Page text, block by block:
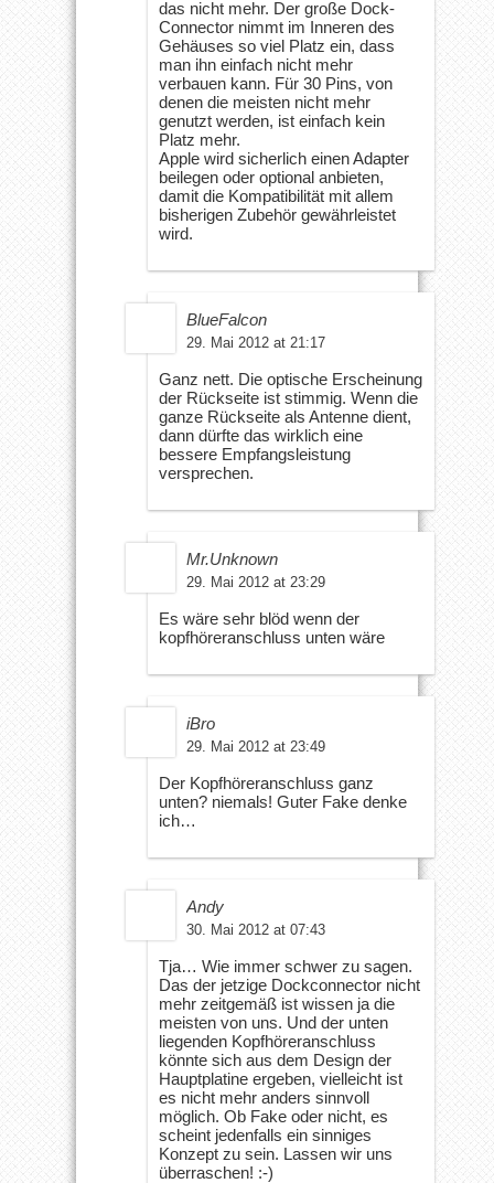
das nicht mehr. Der große Dock-
Connector nimmt im Inneren des
Gehäuses so viel Platz ein, dass
man ihn einfach nicht mehr
verbauen kann. Für 30 Pins, von
denen die meisten nicht mehr
genutzt werden, ist einfach kein
Platz mehr.
Apple wird sicherlich einen Adapter
beilegen oder optional anbieten,
damit die Kompatibilität mit allem
bisherigen Zubehör gewährleistet
wird.
BlueFalcon
29. Mai 2012 at 21:17
Ganz nett. Die optische Erscheinung
der Rückseite ist stimmig. Wenn die
ganze Rückseite als Antenne dient,
dann dürfte das wirklich eine
bessere Empfangsleistung
versprechen.
Mr.Unknown
29. Mai 2012 at 23:29
Es wäre sehr blöd wenn der
kopfhöreranschluss unten wäre
iBro
29. Mai 2012 at 23:49
Der Kopfhöreranschluss ganz
unten? niemals! Guter Fake denke
ich…
Andy
30. Mai 2012 at 07:43
Tja… Wie immer schwer zu sagen.
Das der jetzige Dockconnector nicht
mehr zeitgemäß ist wissen ja die
meisten von uns. Und der unten
liegenden Kopfhöreranschluss
könnte sich aus dem Design der
Hauptplatine ergeben, vielleicht ist
es nicht mehr anders sinnvoll
möglich. Ob Fake oder nicht, es
scheint jedenfalls ein sinniges
Konzept zu sein. Lassen wir uns
überraschen! :-)